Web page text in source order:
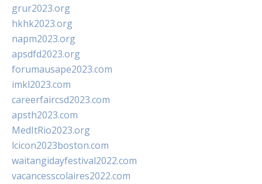
grur2023.org
hkhk2023.org
napm2023.org
apsdfd2023.org
forumausape2023.com
imkl2023.com
careerfaircsd2023.com
apsth2023.com
MedItRio2023.org
lcicon2023boston.com
waitangidayfestival2022.com
vacancesscolaires2022.com